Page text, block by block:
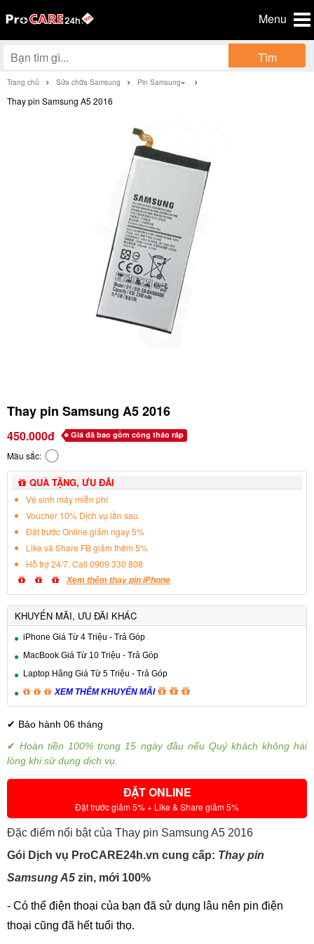
Menu
Tìm
Trang chủ Sửa chữa Samsung Pin Samsung
Thay pin Samsung A5 2016
Thay pin Samsung A5 2016
450.000đ Giá đã bao gồm công tháo ráp
Màu sắc:
QUÀ TẶNG, ƯU ĐÃI
Vệ sinh máy miễn phí
Voucher 10% Dịch vụ lần sau
Đặt trước Online giảm ngay 5%
Like và Share FB giảm thêm 5%
Hỗ trợ 24/7. Call 0909 330 808
Xem thêm thay pin iPhone
KHUYẾN MÃI, ƯU ĐÃI KHÁC
iPhone Giá Từ 4 Triệu - Trả Góp
MacBook Giá Từ 10 Triệu - Trả Góp
Laptop Hãng Giá Từ 5 Triệu - Trả Góp
XEM THÊM KHUYẾN MÃI
✔ Bảo hành 06 tháng
✔Hoàn tiền 100% trong 15 ngày đầu nếu Quý khách không hài
lòng khi sử dụng dịch vụ.
ĐẶT ONLINE
Đặt trước giảm 5% + Like & Share giảm 5%
Đặc điểm nổi bật của Thay pin Samsung A5 2016
Gói Dịch vụ ProCARE24h.vn cung cấp: Thay pin
Samsung A5 zin, mới 100%
- Có thể điện thoại của bạn đã sử dụng lâu nên pin điện
thoại cũng đã hết tuổi thọ.